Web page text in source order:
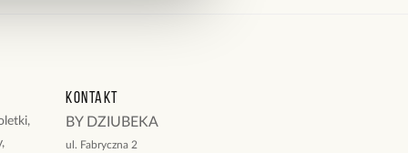
Kontakt
BY DZIUBEKA
ul. Fabryczna 2